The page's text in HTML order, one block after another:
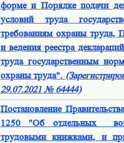
форме и Порядке подачи
условий труда
требованиям охраны труда,
и ведения реестра
труда государственным
охраны труда".
29.07.2021 № 64444)
Постановление
1250 "Об отдельных
трудовыми книжками, и